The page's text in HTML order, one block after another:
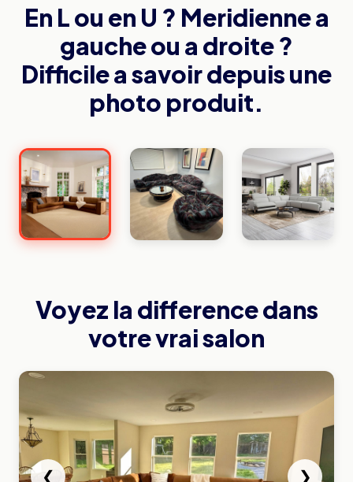
En L ou en U ? Meridienne a
gauche ou a droite ?
Difficile a savoir depuis une
photo produit.
Voyez la difference dans
votre vrai salon
❮ ❯